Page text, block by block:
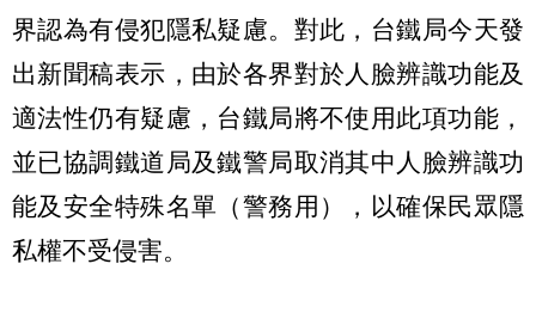
界認為有侵犯隱私疑慮。對此，台鐵局今天發
出新聞稿表示，由於各界對於人臉辨識功能及
適法性仍有疑慮，台鐵局將不使用此項功能，
並已協調鐵道局及鐵警局取消其中人臉辨識功
能及安全特殊名單（警務用），以確保民眾隱
私權不受侵害。